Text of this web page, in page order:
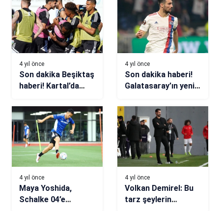
4 yıl önce
Son dakika Beşiktaş
haberi! Kartal’da
4 yıl önce
Son dakika haberi!
Galatasaray’ın yeni
geliyor!
4 yıl önce
Maya Yoshida,
Schalke 04’e
4 yıl önce
Volkan Demirel: Bu
tarz şeylerin